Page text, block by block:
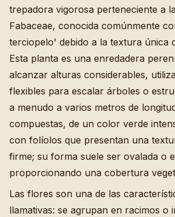
trepadora vigorosa perteneciente a
Fabaceae, conocida comúnmente
terciopelo' debido a la textura única
Esta planta es una enredadera
alcanzar alturas considerables,
flexibles para escalar árboles o
a menudo a varios metros de
compuestas, de un color verde
con folíolos que presentan una
firme; su forma suele ser ovalada o
proporcionando una cobertura
Las flores son una de las
llamativas: se agrupan en racimos o